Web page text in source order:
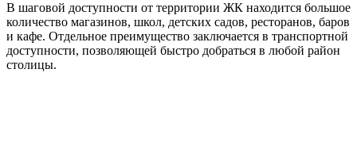
В шаговой доступности от территории ЖК находится большое
количество магазинов, школ, детских садов, ресторанов, баров
и кафе. Отдельное преимущество заключается в транспортной
доступности, позволяющей быстро добраться в любой район
столицы.